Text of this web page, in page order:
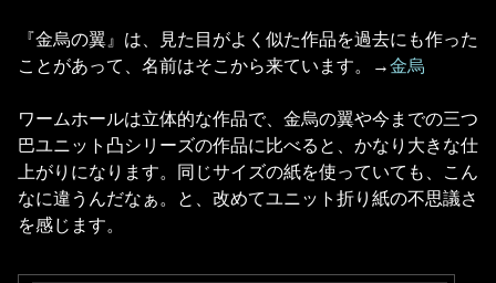
『金烏の翼』は、見た目がよく似た作品を過去にも作った
ことがあって、名前はそこから来ています。→金烏
ワームホールは立体的な作品で、金烏の翼や今までの三つ
巴ユニット凸シリーズの作品に比べると、かなり大きな仕
上がりになります。同じサイズの紙を使っていても、こん
なに違うんだなぁ。と、改めてユニット折り紙の不思議さ
を感じます。